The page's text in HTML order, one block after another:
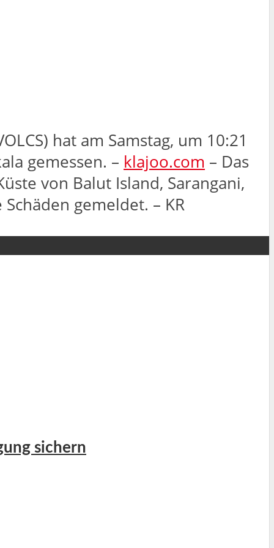
hat am Samstag, um 10:21
gemessen. – klajoo.com – Das
von Balut Island, Sarangani,
gemeldet. – KR
sichern